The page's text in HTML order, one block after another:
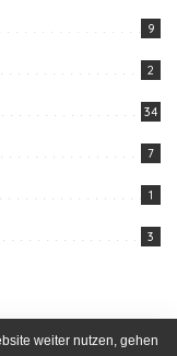
9
2
34
7
1
3
weiter nutzen, gehen